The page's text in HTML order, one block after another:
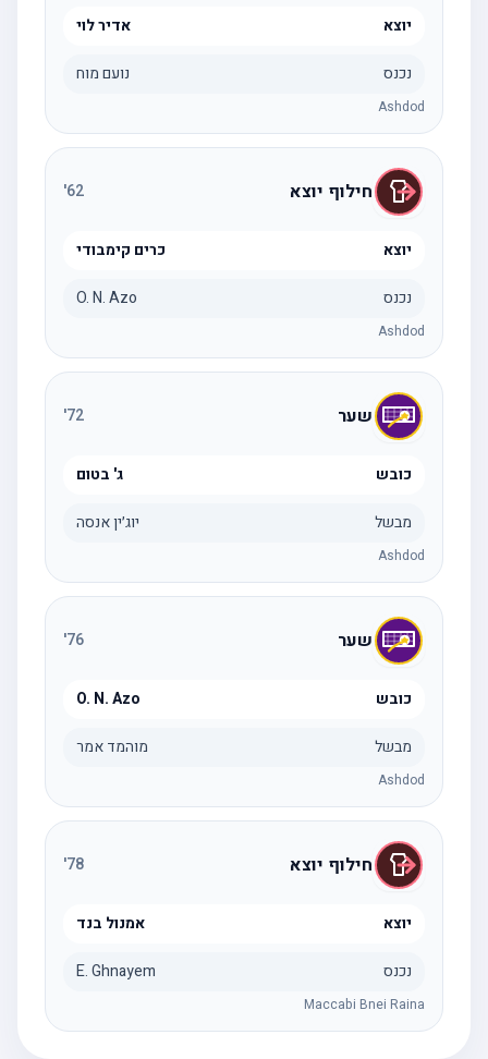
יוצא אדיר לוי
נכנס נועם מוח
Ashdod
חילוף יוצא 62
'
יוצא כרים קימבודי
נכנס O. N. Azo
Ashdod
שער 72
'
כובש ג' בטום
מבשל יוג׳ין אנסה
Ashdod
שער 76
'
כובש O. N. Azo
מבשל מוהמד אמר
Ashdod
חילוף יוצא 78
'
יוצא אמנול בנד
נכנס E. Ghnayem
Maccabi Bnei Raina